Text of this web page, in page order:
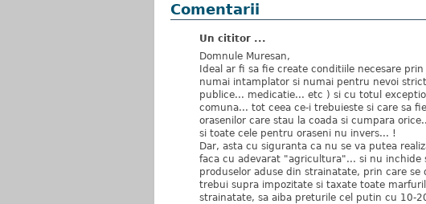
Comentarii
Un cititor ...
Domnule Muresan,
Ideal ar fi sa fie create conditiile necesare
numai intamplator si numai pentru nevoi
publice... medicatie... etc ) si cu totul
comuna... tot ceea ce-i trebuieste si care sa
orasenilor care stau la coada si cumpara
si toate cele pentru oraseni nu invers... !
Dar, asta cu siguranta ca nu se va putea
faca cu adevarat "agricultura"... si nu inchide
produselor aduse din strainatate, prin care
trebui supra impozitate si taxate toate
strainatate, sa aiba preturile cel putin cu 10-